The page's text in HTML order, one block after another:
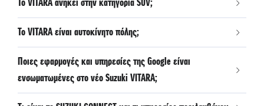
Το VITARA ανήκει στην κατηγορία SUV;
Το VITARA είναι αυτοκίνητο πόλης;
Ποιες εφαρμογές και υπηρεσίες της Google είναι
ενσωματωμένες στο νέο Suzuki VITARA;